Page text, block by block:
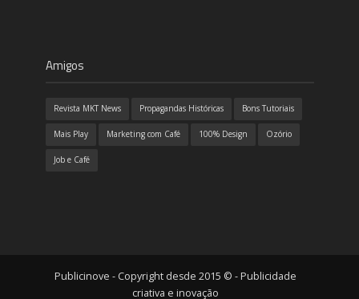
Amigos
Revista MKT News Propagandas Históricas Bons Tutoriais
Mais Play Marketing com Café 100% Design Ozório
Job e Café
Publicinove - Copyright desde 2015 © - Publicidade
criativa e inovação